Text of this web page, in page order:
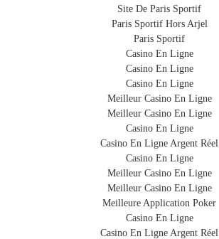
Site De Paris Sportif
Paris Sportif Hors Arjel
Paris Sportif
Casino En Ligne
Casino En Ligne
Casino En Ligne
Meilleur Casino En Ligne
Meilleur Casino En Ligne
Casino En Ligne
Casino En Ligne Argent Réel
Casino En Ligne
Meilleur Casino En Ligne
Meilleur Casino En Ligne
Meilleure Application Poker
Casino En Ligne
Casino En Ligne Argent Réel